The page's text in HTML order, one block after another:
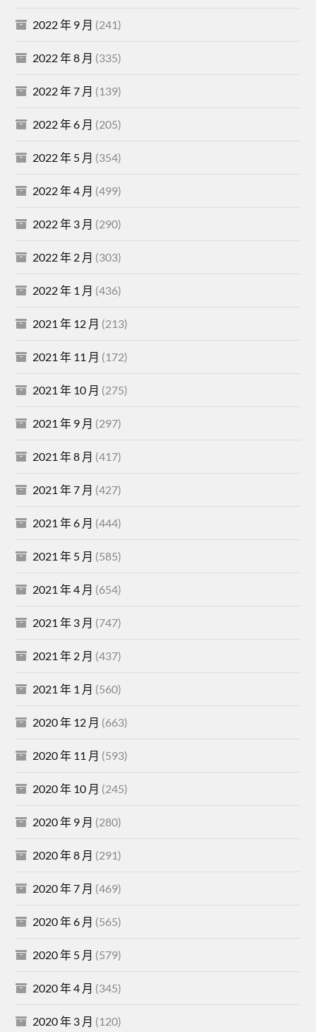
2022 年 9 月 (241)
2022 年 8 月 (335)
2022 年 7 月 (139)
2022 年 6 月 (205)
2022 年 5 月 (354)
2022 年 4 月 (499)
2022 年 3 月 (290)
2022 年 2 月 (303)
2022 年 1 月 (436)
2021 年 12 月 (213)
2021 年 11 月 (172)
2021 年 10 月 (275)
2021 年 9 月 (297)
2021 年 8 月 (417)
2021 年 7 月 (427)
2021 年 6 月 (444)
2021 年 5 月 (585)
2021 年 4 月 (654)
2021 年 3 月 (747)
2021 年 2 月 (437)
2021 年 1 月 (560)
2020 年 12 月 (663)
2020 年 11 月 (593)
2020 年 10 月 (245)
2020 年 9 月 (280)
2020 年 8 月 (291)
2020 年 7 月 (469)
2020 年 6 月 (565)
2020 年 5 月 (579)
2020 年 4 月 (345)
2020 年 3 月 (120)